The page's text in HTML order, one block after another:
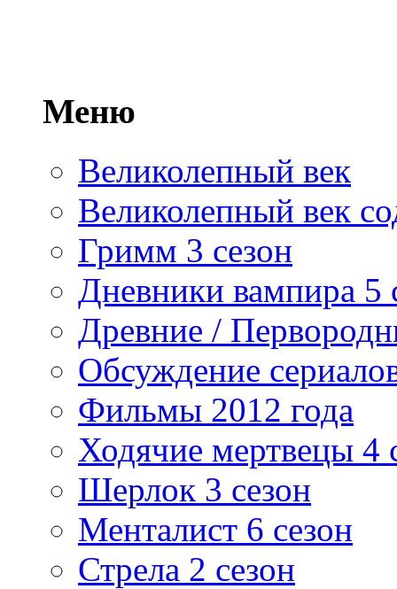
Меню
Великолепный век
Великолепный век
Гримм 3 сезон
Дневники вампира 5
Древние /
Обсуждение
Фильмы 2012 года
Ходячие мертвецы 4
Шерлок 3 сезон
Менталист 6 сезон
Стрела 2 сезон